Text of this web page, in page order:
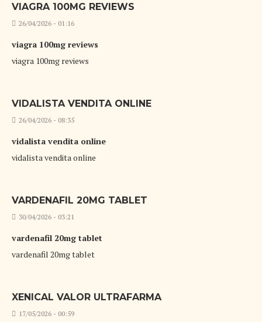
VIAGRA 100MG REVIEWS
26/04/2026 - 01:16
viagra 100mg reviews
viagra 100mg reviews
VIDALISTA VENDITA ONLINE
26/04/2026 - 08:35
vidalista vendita online
vidalista vendita online
VARDENAFIL 20MG TABLET
30/04/2026 - 03:21
vardenafil 20mg tablet
vardenafil 20mg tablet
XENICAL VALOR ULTRAFARMA
17/05/2026 - 00:59